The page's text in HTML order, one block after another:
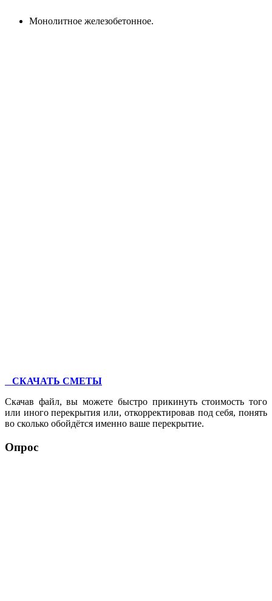
Монолитное железобетонное.
СКАЧАТЬ СМЕТЫ
Скачав файл, вы можете быстро прикинуть стоимость того
или иного перекрытия или, откорректировав под себя, понять
во сколько обойдётся именно ваше перекрытие.
Опрос